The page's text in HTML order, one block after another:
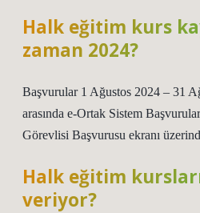
Halk eğitim kurs
zaman 2024?
Başvurular 1 Ağustos 2024 – 31
arasında e-Ortak Sistem
Görevlisi Başvurusu ekranı
Halk eğitim
veriyor?